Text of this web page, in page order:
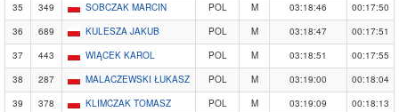
35
349 SOBCZAK MARCIN POL M 03:18:46
00:17:50
36
689 KULESZA JAKUB POL M 03:18:47
00:17:51
37
443 WIĄCEK KAROL POL M 03:18:51
00:17:55
38
287 MALACZEWSKI ŁUKASZ POL M 03:19:00
00:18:04
39
378 KLIMCZAK TOMASZ POL M 03:19:09
00:18:13